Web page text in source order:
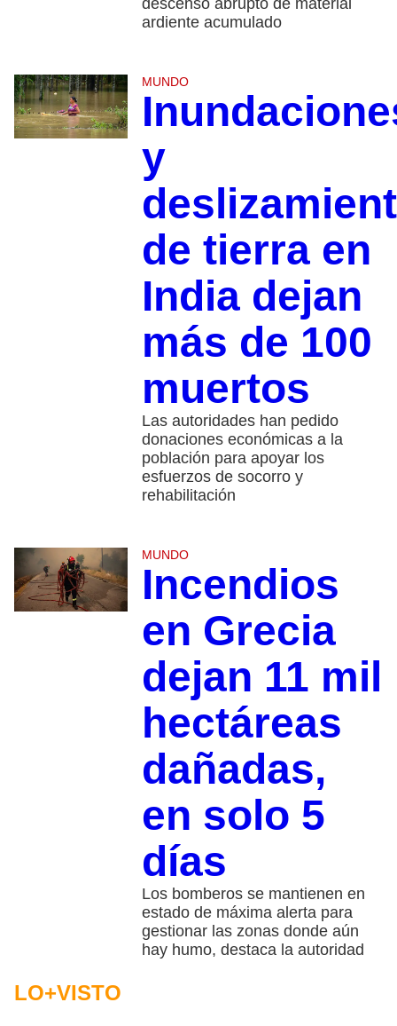
descenso abrupto de material
ardiente acumulado
MUNDO
y
de tierra en
India dejan
más de 100
muertos
Las autoridades han pedido
donaciones económicas a la
población para apoyar los
esfuerzos de socorro y
rehabilitación
MUNDO
Incendios
en Grecia
dejan 11 mil
hectáreas
dañadas,
en solo 5
días
Los bomberos se mantienen en
estado de máxima alerta para
gestionar las zonas donde aún
hay humo, destaca la autoridad
LO+VISTO